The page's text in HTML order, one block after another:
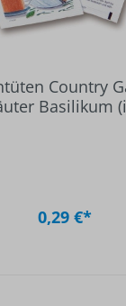
Country
Basilikum
0,29 €*